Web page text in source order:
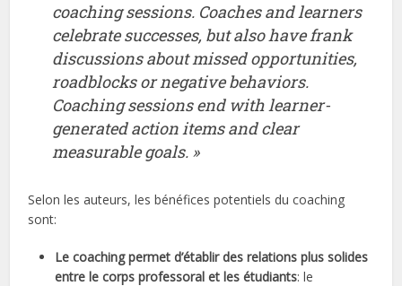
coaching sessions. Coaches and learners
celebrate successes, but also have frank
discussions about missed opportunities,
roadblocks or negative behaviors.
Coaching sessions end with learner-
generated action items and clear
measurable goals. »
Selon les auteurs, les bénéfices potentiels du coaching
sont:
Le coaching permet d’établir des relations plus solides
entre le corps professoral et les étudiants: le